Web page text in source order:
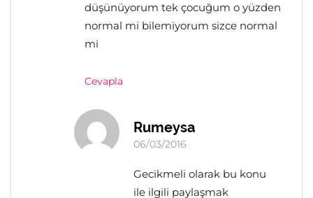
düşünüyorum tek çocuğum o yüzden
normal mi bilemiyorum sizce normal
mi
Cevapla
Rumeysa
06/03/2016
Gecikmeli olarak bu konu
ile ilgili paylaşmak